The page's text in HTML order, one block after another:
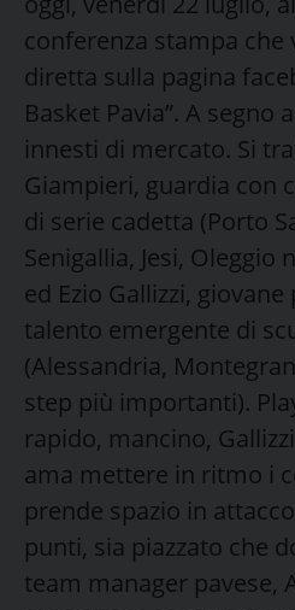
conferenza stampa che
diretta sulla pagina
Basket Pavia”. A segno
innesti di mercato. Si
Giampieri, guardia con
di serie cadetta (Porto
Senigallia, Jesi, Oleggio
ed Ezio Gallizzi, giovane
talento emergente di
(Alessandria,
step più importanti).
rapido, mancino,
ama mettere in ritmo i
prende spazio in
punti, sia piazzato che
team manager pavese,